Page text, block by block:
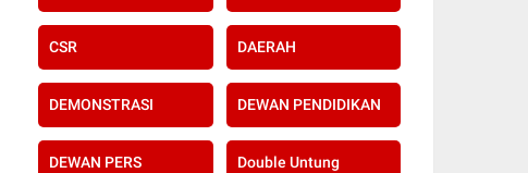
CSR DAERAH
DEMONSTRASI DEWAN PENDIDIKAN
DEWAN PERS Double Untung